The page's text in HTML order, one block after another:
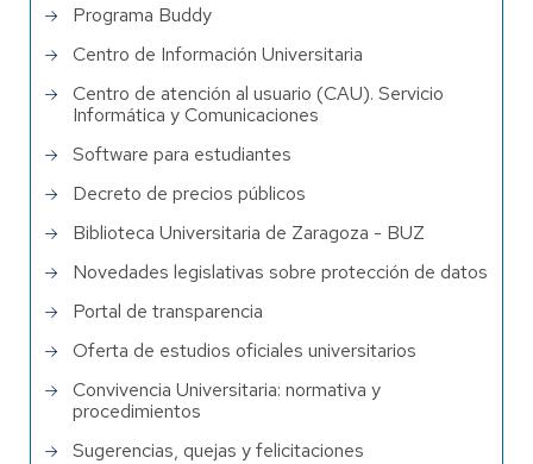
Programa Buddy
Centro de Información Universitaria
Centro de atención al usuario (CAU). Servicio
Informática y Comunicaciones
Software para estudiantes
Decreto de precios públicos
Biblioteca Universitaria de Zaragoza - BUZ
Novedades legislativas sobre protección de datos
Portal de transparencia
Oferta de estudios oficiales universitarios
Convivencia Universitaria: normativa y
procedimientos
Sugerencias, quejas y felicitaciones